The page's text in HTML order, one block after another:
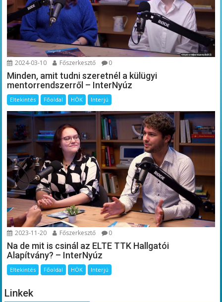
2024-03-10 Főszerkesztő 0
Minden, amit tudni szeretnél a külügyi
mentorrendszerről – InterNyúz
Eltekintés Főoldal HÖK Interjú
2023-11-20 Főszerkesztő 0
Na de mit is csinál az ELTE TTK Hallgatói
Alapítvány? – InterNyúz
Eltekintés Főoldal HÖK Interjú
Linkek